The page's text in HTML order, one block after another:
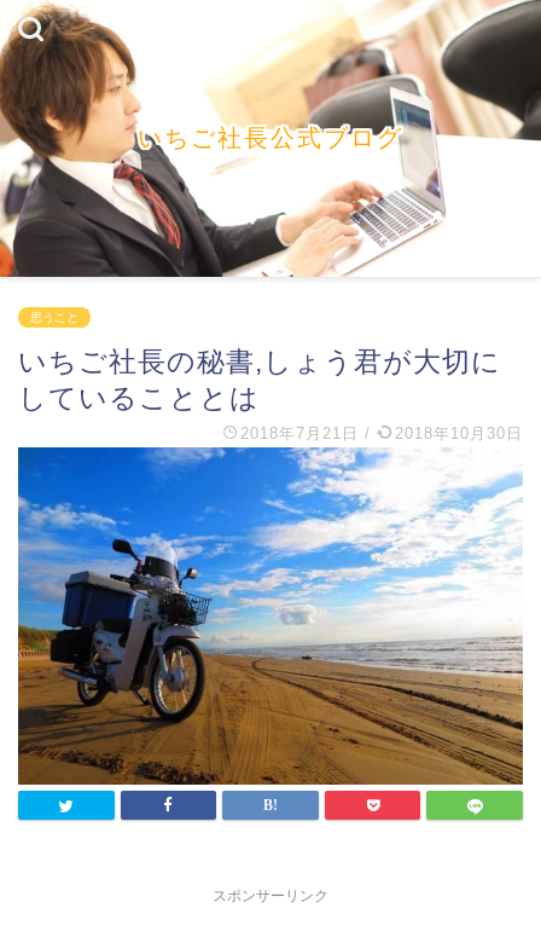
いちご社長公式ブログ
思うこと
いちご社長の秘書,しょう君が大切に
していることとは
2018年7月21日 / 2018年10月30日
スポンサーリンク